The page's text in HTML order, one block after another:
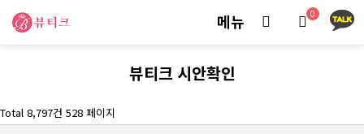
메뉴 0
뷰티크 시안확인
Total 8,797건 528 페이지